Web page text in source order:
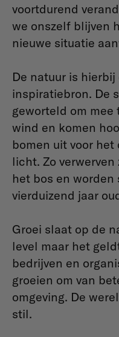
voortdurend
we onszelf blijven
nieuwe situatie
De natuur is
inspiratiebron. De
geworteld om mee
wind en komen
bomen uit voor het
licht. Zo
het bos en worden
vierduizend jaar
Groei slaat op de
level maar het
bedrijven en
groeien om van
omgeving. De
stil.